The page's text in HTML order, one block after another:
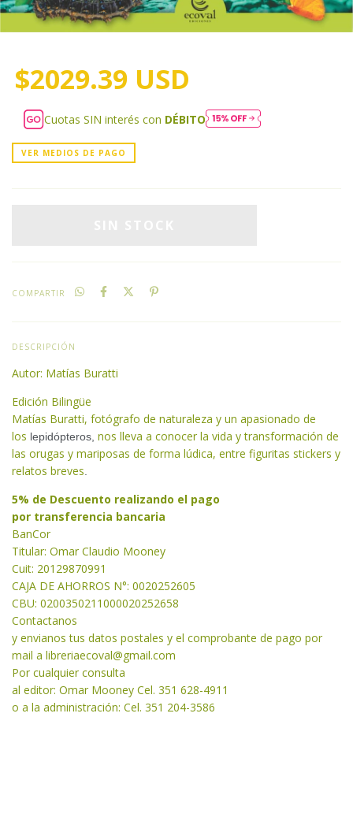
$2029.39 USD
Cuotas SIN interés con DÉBITO
VER MEDIOS DE PAGO
COMPARTIR
DESCRIPCIÓN
Autor: Matías Buratti
Edición Bilingüe
Matías Buratti, fotógrafo de naturaleza y un apasionado de
los lepidópteros, nos lleva a conocer la vida y transformación de
las orugas y mariposas de forma lúdica, entre figuritas stickers y
relatos breves.
5% de Descuento realizando el pago
por transferencia bancaria
BanCor
Titular: Omar Claudio Mooney
Cuit: 20129870991
CAJA DE AHORROS N°: 0020252605
CBU: 0200350211000020252658
Contactanos
y envianos tus datos postales y el comprobante de pago por
mail a libreriaecoval@gmail.com
Por cualquier consulta
al editor: Omar Mooney Cel. 351 628-4911
o a la administración: Cel. 351 204-3586